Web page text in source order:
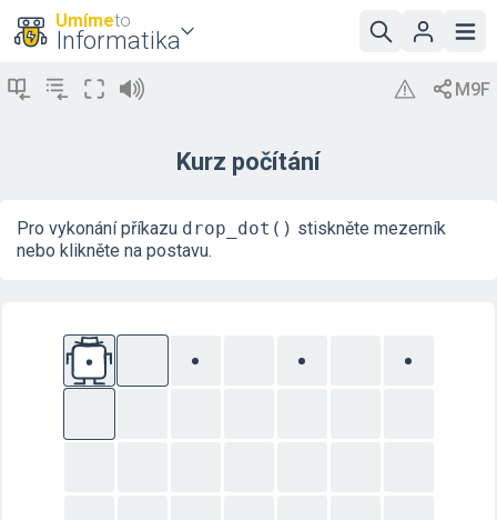
Umímeto
Informatika
Kurz počítání
Pro vykonání příkazu drop_dot() stiskněte mezerník
nebo klikněte na postavu.